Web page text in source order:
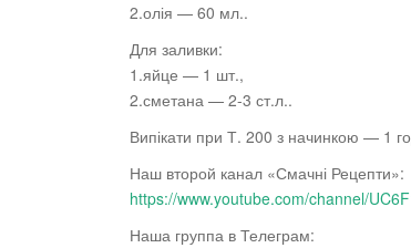
2.олія — 60 мл..
Для заливки:
1.яйце — 1 шт.,
2.сметана — 2-3 ст.л..
Випікати при Т. 200 з начинкою — 1
Наш второй канал «Смачні Рецепти»:
https://www.youtube.com/channel/
Наша группа в Телеграм: